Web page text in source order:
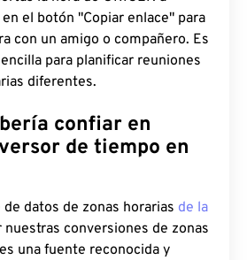
en el botón "Copiar enlace" para
con un amigo o compañero. Es
para planificar reuniones
diferentes.
confiar en
de tiempo en
datos de zonas horarias de la
nuestras conversiones de zonas
una fuente reconocida y